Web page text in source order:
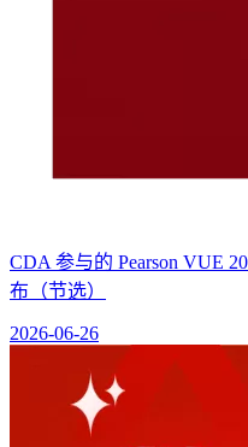
CDA 参与的 Pearson VUE
布（节选）
2026-06-26